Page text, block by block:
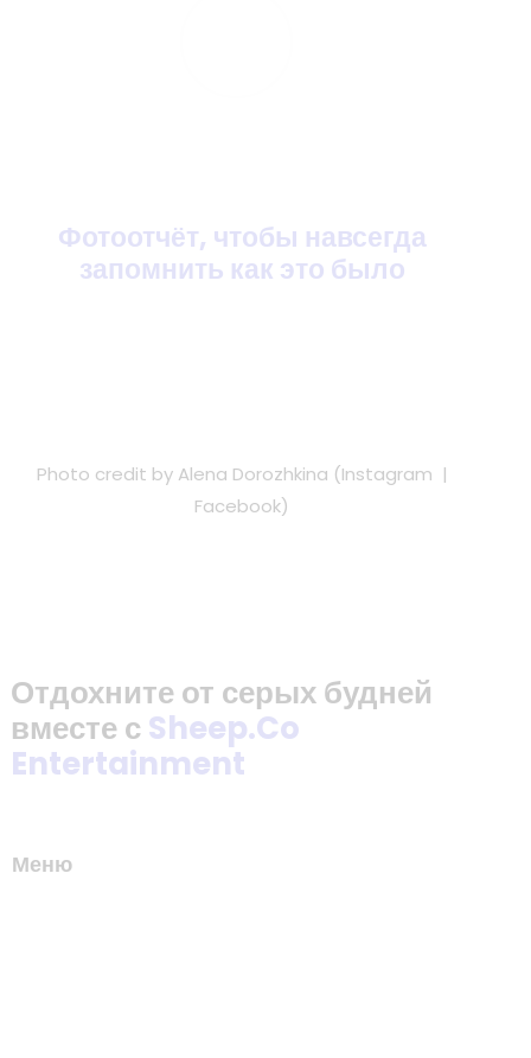
Фотоотчёт, чтобы навсегда
запомнить как это было
Photo credit by Alena Dorozhkina (Instagram |
Facebook)
Отдохните от серых будней
вместе сSheep.Co
Entertainment
Меню